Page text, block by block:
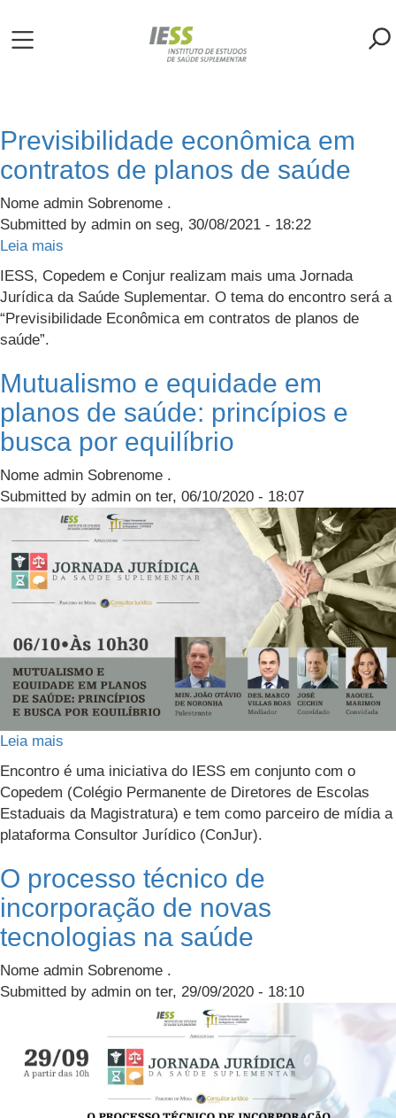
para
IESS
Previsibilidade econômica em
contratos de planos de saúde
Nome admin Sobrenome .
Submitted by admin on seg, 30/08/2021 - 18:22
Leia mais
Previsibilidade
econômica
em
planos
de
saúde
IESS, Copedem e Conjur realizam mais uma Jornada
Jurídica da Saúde Suplementar. O tema do encontro será a
“Previsibilidade Econômica em contratos de planos de
saúde”.
Mutualismo e equidade em
planos de saúde: princípios e
busca por equilíbrio
Nome admin Sobrenome .
Submitted by admin on ter, 06/10/2020 - 18:07
Leia mais
Mutualismo
e
equidade
em
saúde:
princípios
e
busca
por
equilíbrio
Encontro é uma iniciativa do IESS em conjunto com o
Copedem (Colégio Permanente de Diretores de Escolas
Estaduais da Magistratura) e tem como parceiro de mídia a
plataforma Consultor Jurídico (ConJur).
O processo técnico de
incorporação de novas
tecnologias na saúde
Nome admin Sobrenome .
Submitted by admin on ter, 29/09/2020 - 18:10